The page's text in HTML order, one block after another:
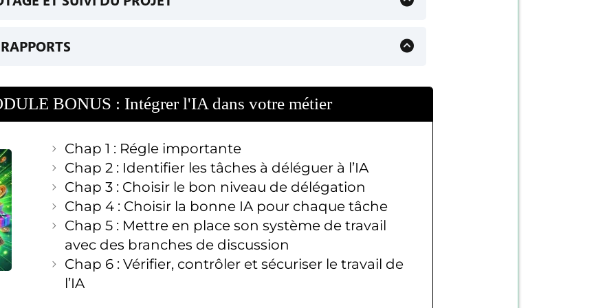
de tâche
ajout ressources : Travail
des ressources : Matériel
des ressources : Travail
des ressources
des tâches
ressources
de réference
BONUS : Intégrer l'IA dans votre métier
Chap 1 : Régle importante
Chap 2 : Identifier les tâches à déléguer à l’IA
Chap 3 : Choisir le bon niveau de délégation
Chap 4 : Choisir la bonne IA pour chaque tâche
Chap 5 : Mettre en place son système de travail
avec des branches de discussion
Chap 6 : Vérifier, contrôler et sécuriser le travail de
l’IA